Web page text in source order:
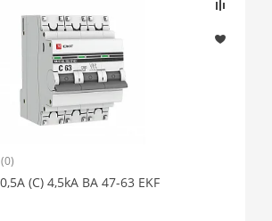
(0)
(C) 4,5kA ВА 47-63 EKF